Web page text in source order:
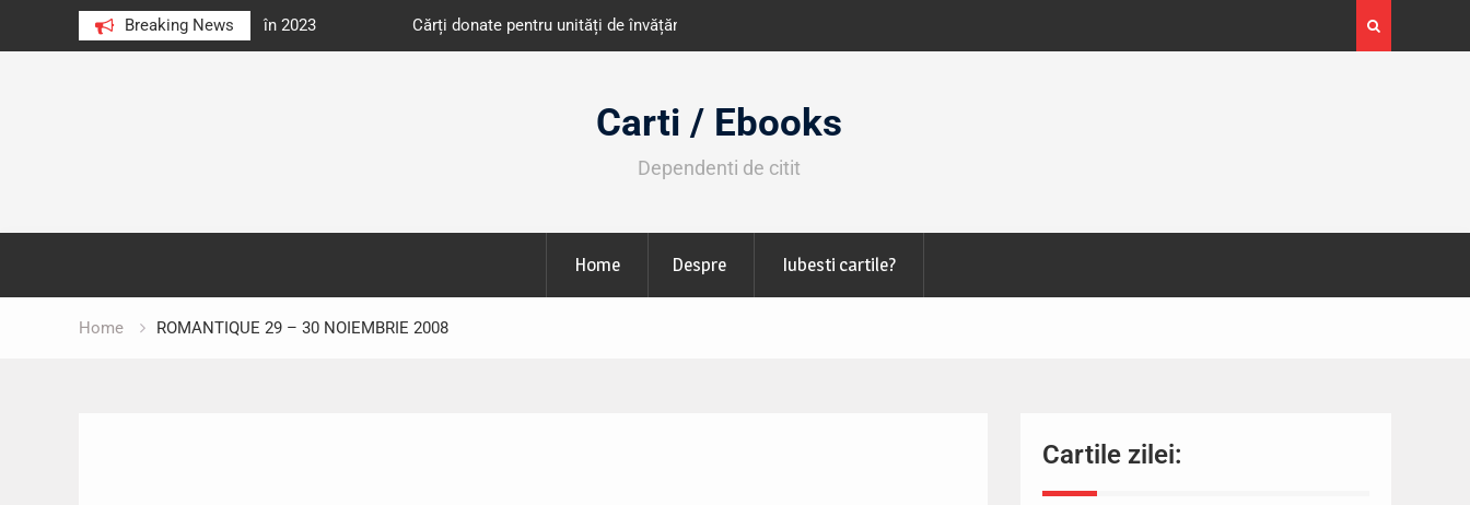
Breaking News
au citit românii în 2023 Cărți donate pentru unități de învățământ din România
octombrie
Expoziția Brâncuși de la Timișoara a atras peste
130.000 de vizitatori
Carti / Ebooks
Dependenti de citit
Home Despre Iubesti cartile?
Home ROMANTIQUE 29 – 30 NOIEMBRIE 2008
Cartile zilei: